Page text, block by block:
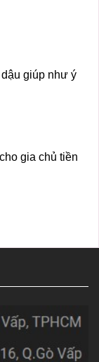
giúp như ý
gia chủ tiền